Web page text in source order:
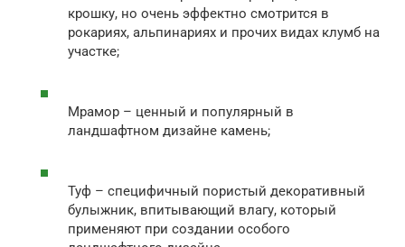
крошку, но очень эффектно смотрится в
рокариях, альпинариях и прочих видах клумб на
участке;
Мрамор – ценный и популярный в
ландшафтном дизайне камень;
Туф – специфичный пористый декоративный
булыжник, впитывающий влагу, который
применяют при создании особого